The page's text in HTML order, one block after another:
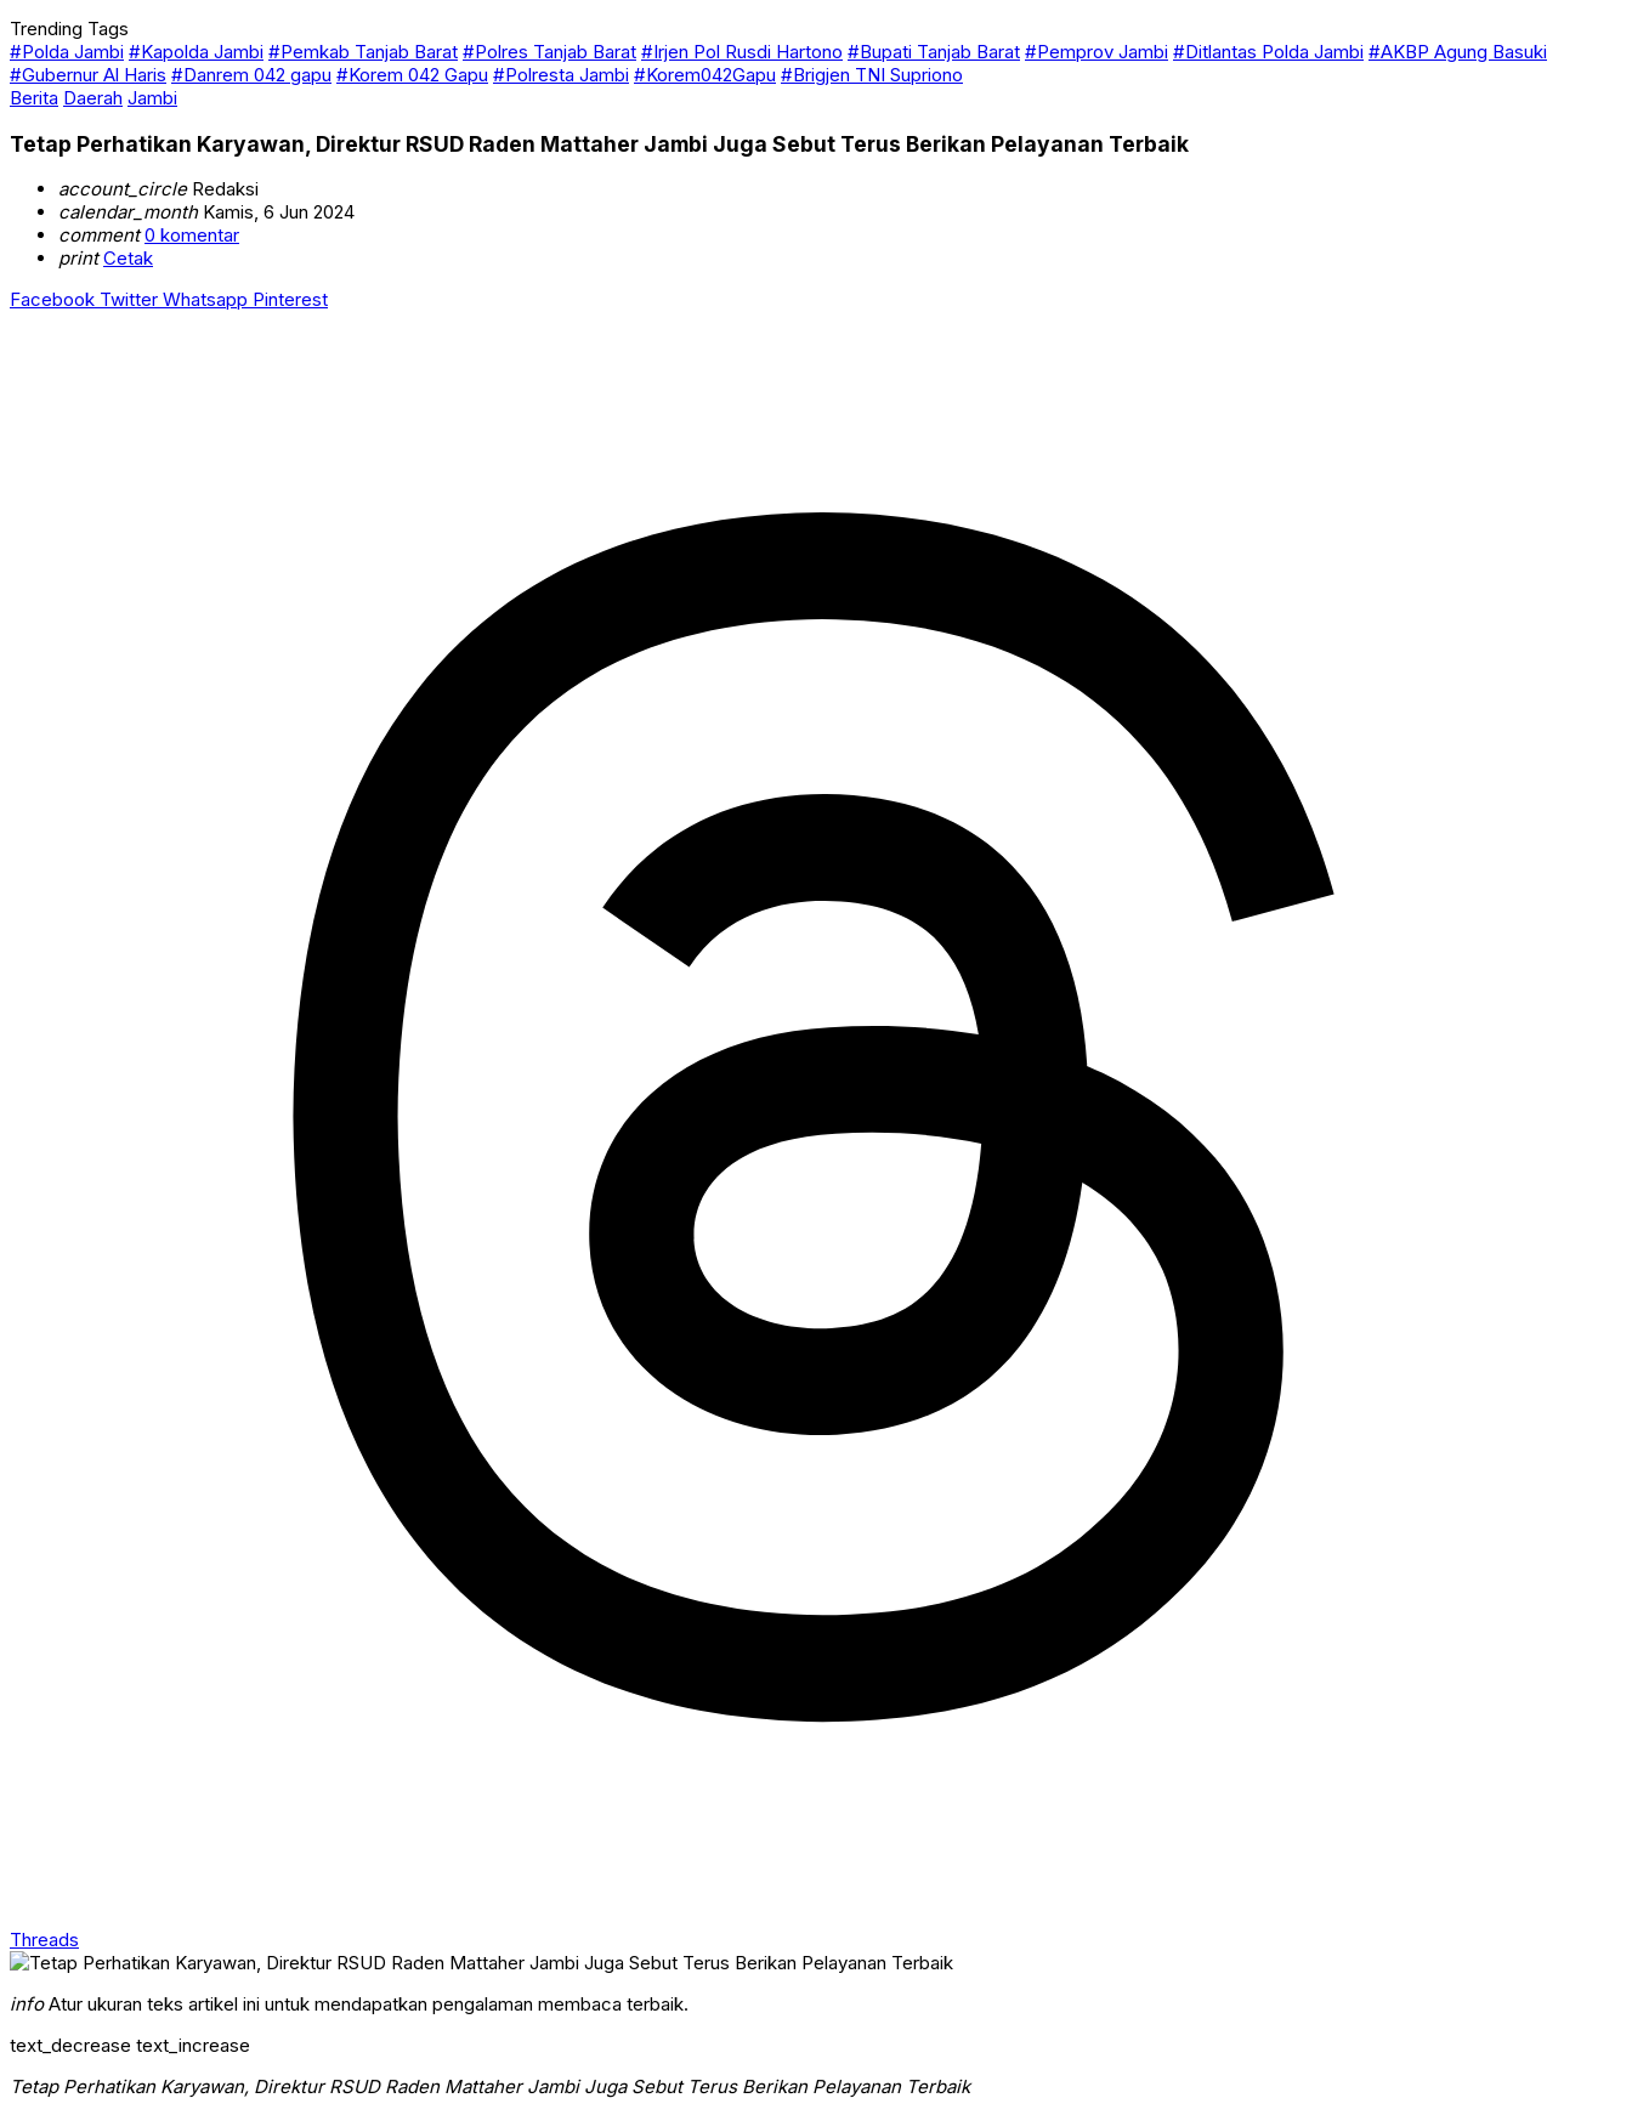
Trending Tags
#Polda Jambi #Kapolda Jambi #Pemkab Tanjab Barat #Polres Tanjab Barat #Irjen Pol Rusdi Hartono #Bupati Tanjab Barat #Pemprov Jambi #Ditlantas Polda Jambi #AKBP Agung Basuki
#Gubernur Al Haris #Danrem 042 gapu #Korem 042 Gapu #Polresta Jambi #Korem042Gapu #Brigjen TNI Supriono
Berita Daerah Jambi
Tetap Perhatikan Karyawan, Direktur RSUD Raden Mattaher Jambi Juga Sebut Terus Berikan Pelayanan Terbaik
account_circleRedaksi
calendar_monthKamis, 6 Jun 2024
comment 0 komentar
print Cetak
Facebook Twitter Whatsapp Pinterest
Threads
infoAtur ukuran teks artikel ini untuk mendapatkan pengalaman membaca terbaik.
text_decrease text_increase
Tetap Perhatikan Karyawan, Direktur RSUD Raden Mattaher Jambi Juga Sebut Terus Berikan Pelayanan Terbaik